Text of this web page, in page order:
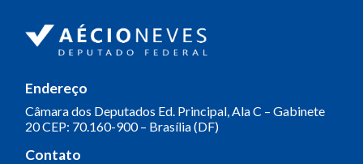
Endereço
Câmara dos Deputados Ed. Principal, Ala C – Gabinete
20CEP: 70.160-900 – Brasília (DF)
Contato